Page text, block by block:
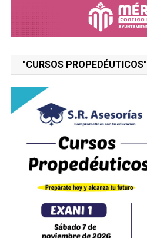
"CURSOS PROPEDÉUTICOS"